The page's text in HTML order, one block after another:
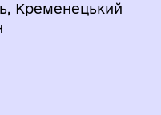
Кременецький